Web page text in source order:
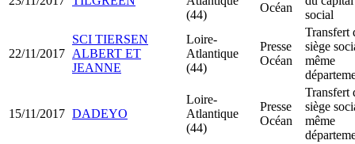
(44)
Océan
social
22/11/2017
SCI TIERSEN
ALBERT ET
JEANNE
Loire-
Atlantique
(44)
Presse
Océan
Transfert
siège
même
15/11/2017 DADEYO
Loire-
Atlantique
(44)
Presse
Océan
Transfert
siège
même